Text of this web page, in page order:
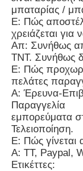
μπαταρίας /
Ε: Πώς
χρειάζεται για
Απ: Συνήθως
TNT. Συνήθως
Ε: Πώς
πελάτες
Α: Έρευνα-
Παραγγελία
εμπορεύματα
Τελειοποίηση.
Ε: Πώς
Α: TT, Paypal,
Ετικέττες: